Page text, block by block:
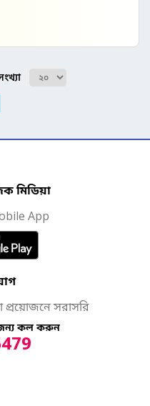
মিডিয়া
App
প্রয়োজনে সরাসরি
জন্য কল করুন